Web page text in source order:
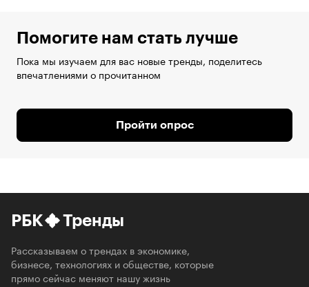
Помогите нам стать лучше
Пока мы изучаем для вас новые тренды, поделитесь
впечатлениями о прочитанном
Пройти опрос
РБК Тренды
Рассказываем о трендах в экономике,
бизнесе, технологиях и обществе, которые
прямо сейчас меняют нашу жизнь